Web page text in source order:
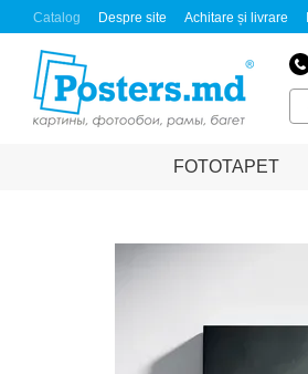
Mergi la conținutul principal
Catalog Despre site Achitare și livrare
FOTOTAPET